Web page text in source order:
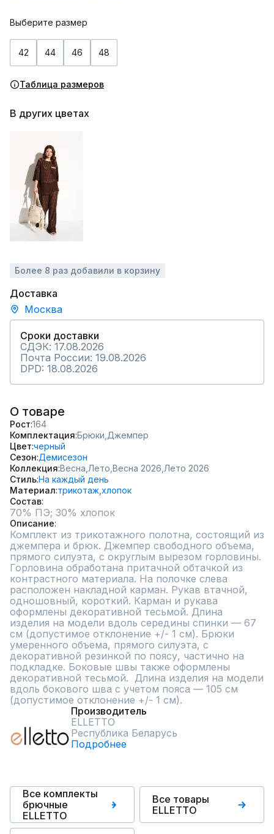
Выберите размер
42 44 46 48
Таблица размеров
В других цветах
Более 8 раз добавили в корзину
Доставка
Москва
Сроки доставки
СДЭК: 17.08.2026
Почта России: 19.08.2026
DPD: 18.08.2026
О товаре
Рост 164
Комплектация Брюки, Джемпер
Цвет черный
Сезон Демисезон
Коллекция Весна, Лето, Весна 2026, Лето 2026
СтильНа каждый день
Материал трикотаж, хлопок
Состав
Описание
Комплект из трикотажного полотна, состоящий из
джемпера и брюк. Джемпер свободного объема,
прямого силуэта, с округлым вырезом горловины.
Горловина обработана притачной обтачкой из
контрастного материала. На полочке слева
расположен накладной карман. Рукав втачной,
одношовный, короткий. Карман и рукава
оформлены декоративной тесьмой. Длина
изделия на модели вдоль середины спинки — 67
см (допустимое отклонение +/- 1 см). Брюки
умеренного объема, прямого силуэта, с
декоративной резинкой по поясу, частично на
подкладке. Боковые швы также оформлены
декоративной тесьмой.  Длина изделия на модели
вдоль бокового шва с учетом пояса — 105 см
(допустимое отклонение +/- 1 см).
Производитель
ELLETTO
Республика Беларусь
Подробнее
Все комплекты
брючные
ELLETTO
Все товары
ELLETTO